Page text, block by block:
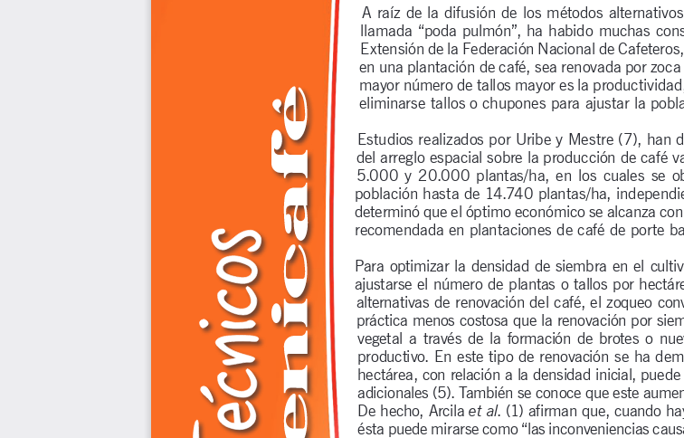
A raíz de la difusión de los métodos
llamada “poda pulmón”, ha habido muchas
Extensión de la Federación Nacional de
en una plantación de café, sea renovada por
mayor número de tallos mayor es la
eliminarse tallos o chupones para ajustar la
Estudios realizados por Uribe y Mestre (7), han
del arreglo espacial sobre la producción de café
5.000  y  20.000  plantas/ha,  en  los  cuales  se
población hasta de 14.740 plantas/ha,
determinó que el óptimo económico se alcanza
recomendada en plantaciones de café de porte
Para optimizar la densidad de siembra en el
ajustarse el número de plantas o tallos por
alternativas de renovación del café, el zoqueo
práctica menos costosa que la renovación por
vegetal  a  través  de  la  formación  de  brotes  o
productivo. En este tipo de renovación se ha
hectárea, con relación a la densidad inicial,
adicionales (5). También se conoce que este
De hecho, Arcila et al. (1) afirman que, cuando
ésta puede mirarse como “las inconveniencias